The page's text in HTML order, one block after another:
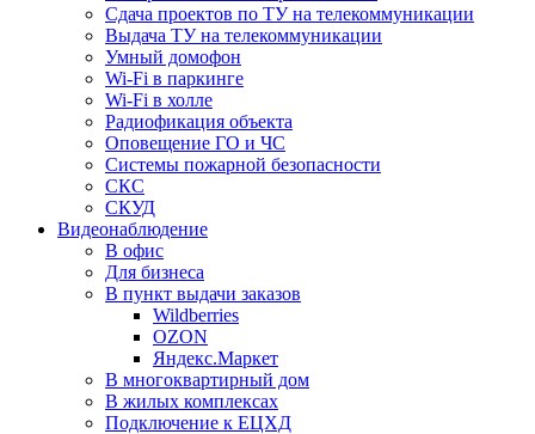
Сдача проектов по ТУ на телекоммуникации
Выдача ТУ на телекоммуникации
Умный домофон
Wi-Fi в паркинге
Wi-Fi в холле
Радиофикация объекта
Оповещение ГО и ЧС
Системы пожарной безопасности
СКС
СКУД
Видеонаблюдение
В офис
Для бизнеса
В пункт выдачи заказов
Wildberries
OZON
Яндекс.Маркет
В многоквартирный дом
В жилых комплексах
Подключение к ЕЦХД